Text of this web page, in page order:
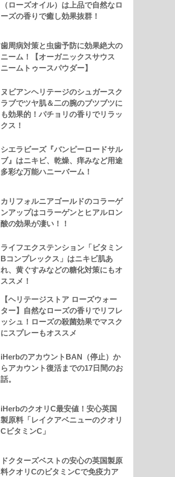
（ローズオイル）は上品で自然なロ
ーズの香りで癒し効果抜群！
歯周病対策と虫歯予防に効果絶大の
ニーム！【オーガニックスサウス
ニームトゥースパウダー】
ヌビアンヘリテージのシュガースク
ラブでツヤ肌＆二の腕のブツブツに
も効果的！パチョリの香りでリラッ
クス！
シエラビーズ『バンピーロードサル
ブ』はニキビ、乾燥、痒みなど用途
多彩な万能ハニーバーム！
カリフォルニアゴールドのコラーゲ
ンアップはコラーゲンとヒアルロン
酸の効果が凄い！！
ライフエクステンション「ビタミン
Bコンプレックス」はニキビ肌あ
れ、黄ぐすみなどの糖化対策にもオ
ススメ！
【ヘリテージストア ローズウォー
ター】自然なローズの香りでリフレ
ッシュ！ローズの殺菌効果でマスク
にスプレーもオススメ
iHerbのアカウントBAN（停止）か
らアカウント復活までの17日間のお
話。
iHerbのクオリC最安値！安心英国
製原料「レイクアベニューのクオリ
CビタミンC」
ドクターズベストの安心の英国製原
料クオリCのビタミンCで免疫力ア